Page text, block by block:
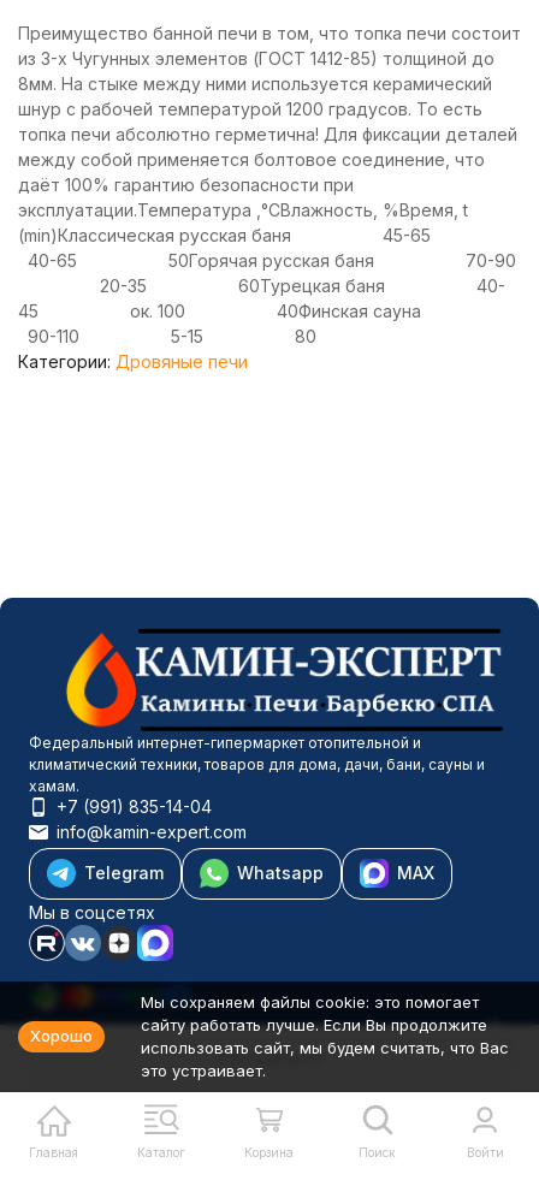
В корзину
Преимущество банной печи в том, что топка печи состоит
из 3-х Чугунных элементов (ГОСТ 1412-85) толщиной до
8мм. На стыке между ними используется керамический
шнур с рабочей температурой 1200 градусов. То есть
топка печи абсолютно герметична! Для фиксации деталей
между собой применяется болтовое соединение, что
даёт 100% гарантию безопасности при
эксплуатации.Температура ,°СВлажность, %Время, t
(min)Классическая русская баня 45-65
40-65 50Горячая русская баня 70-90
20-35 60Турецкая баня 40-
45 ок. 100 40Финская сауна
90-110 5-15 80
Категории: Дровяные печи
Главная Каталог Корзина Поиск Войти
Федеральный интернет-гипермаркет отопительной и
климатический техники, товаров для дома, дачи, бани, сауны и
хамам.
+7 (991) 835-14-04
info@kamin-expert.com
Telegram
Whatsapp
MAX
Мы в соцсетях
Каталог товаров
Компания
Политика персональных данных
© 2001-2026 Камин-Эксперт ИП Понюхов В. А. ОГРНИП
326527500040181
Хорошо
Мы сохраняем файлы cookie: это помогает
сайту работать лучше. Если Вы продолжите
использовать сайт, мы будем считать, что Вас
это устраивает.